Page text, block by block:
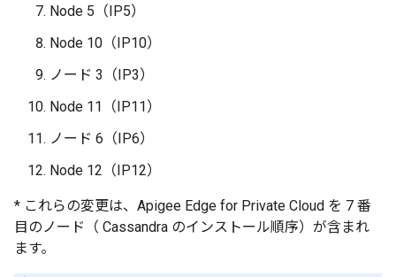
Node 5（IP5）
Node 10（IP10）
ノード 3（IP3）
Node 11（IP11）
ノード 6（IP6）
Node 12（IP12）
* これらの変更は、Apigee Edge for Private Cloud を 7 番
目のノード（ Cassandra のインストール順序）が含まれ
ます。